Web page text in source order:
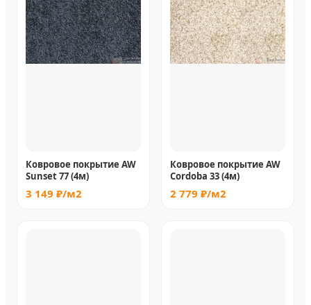
Ковровое покрытие AW
Sunset 77 (4м)
3 149 ₽/м2
Ковровое покрытие AW
Cordoba 33 (4м)
2 779 ₽/м2